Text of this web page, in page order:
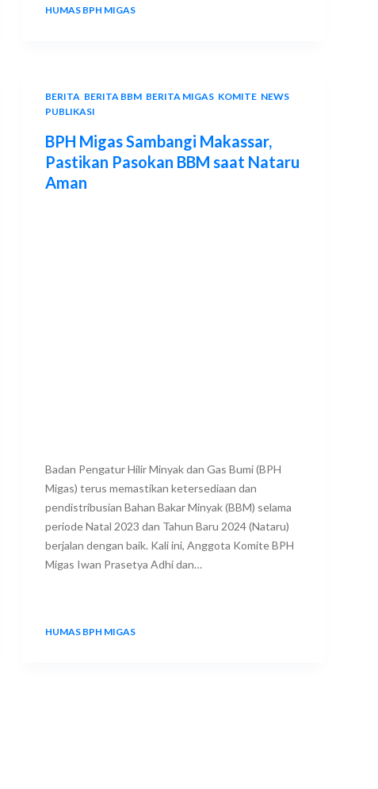
HUMAS BPH MIGAS
BERITA BERITA BBM, BERITA MIGAS, KOMITE, NEWS,
PUBLIKASI
BPH Migas Sambangi Makassar,
Pastikan Pasokan BBM saat Nataru
Aman
Badan Pengatur Hilir Minyak dan Gas Bumi (BPH
Migas) terus memastikan ketersediaan dan
pendistribusian Bahan Bakar Minyak (BBM) selama
periode Natal 2023 dan Tahun Baru 2024 (Nataru)
berjalan dengan baik. Kali ini, Anggota Komite BPH
Migas Iwan Prasetya Adhi dan…
HUMAS BPH MIGAS